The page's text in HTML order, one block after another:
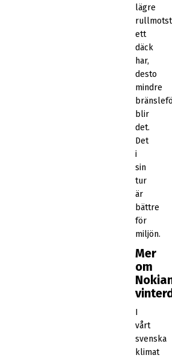
lägre
ett
däck
har,
desto
mindre
blir
det.
Det
i
sin
tur
är
bättre
för
miljön.
Mer
om
I
vårt
svenska
klimat